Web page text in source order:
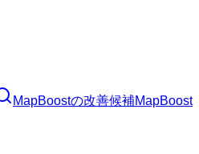
MapBoostの改善候補MapBoost